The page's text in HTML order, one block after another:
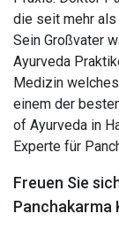
die seit mehr als
Sein Großvater
Ayurveda
Medizin
einem der
of Ayurveda in
Experte für
Freuen Sie
Panchakarma